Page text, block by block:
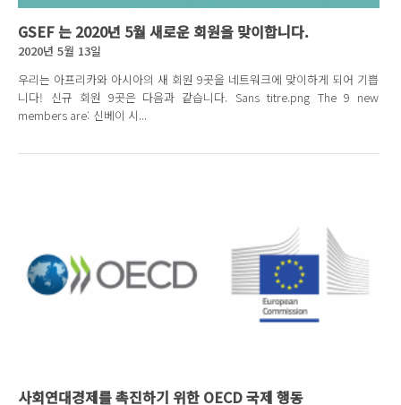
GSEF 는 2020년 5월 새로운 회원을 맞이합니다.
2020년 5월 13일
우리는 아프리카와 아시아의 새 회원 9곳을 네트워크에 맞이하게 되어 기쁩
니다! 신규 회원 9곳은 다음과 같습니다. Sans titre.png The 9 new
members are: 신베이 시...
사회연대경제를 촉진하기 위한 OECD 국제 행동